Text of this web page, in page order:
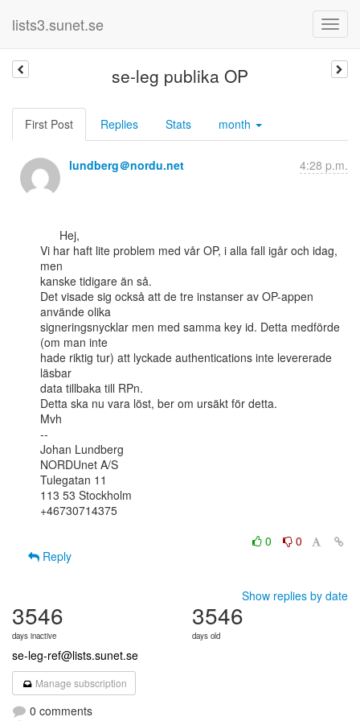
lists3.sunet.se
se-leg publika OP
First Post Replies Stats month
lundberg＠nordu.net 4:28 p.m.
Vi har haft lite problem med vår OP, i alla fall igår och idag,
men
kanske tidigare än så.
Det visade sig också att de tre instanser av OP-appen
använde olika
signeringsnycklar men med samma key id. Detta medförde
(om man inte
hade riktig tur) att lyckade authentications inte levererade
läsbar
data tillbaka till RPn.
Detta ska nu vara löst, ber om ursäkt för detta.
Mvh
--
Johan Lundberg
NORDUnet A/S
Tulegatan 11
113 53 Stockholm
+46730714375
0
0
Reply
Show replies by date
3546
days inactive
3546
days old
se-leg-ref@lists.sunet.se
Manage subscription
0 comments